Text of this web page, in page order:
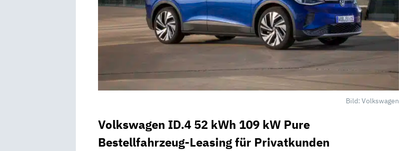
Bild: Volkswagen
Volkswagen ID.4 52 kWh 109 kW Pure
Bestellfahrzeug-Leasing für Privatkunden